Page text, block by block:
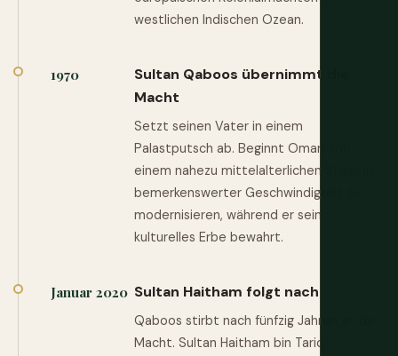
westlichen Indischen Ozean.
1970
Sultan Qaboos übernimmt die
Macht
Setzt seinen Vater in einem
Palastputsch ab. Beginnt Oman von
einem nahezu mittelalterlichen Staat in
bemerkenswerter Geschwindigkeit zu
modernisieren, während er sein
kulturelles Erbe bewahrt.
Januar 2020 Sultan Haitham folgt nach
Qaboos stirbt nach fünfzig Jahren an der
Macht. Sultan Haitham bin Tariq